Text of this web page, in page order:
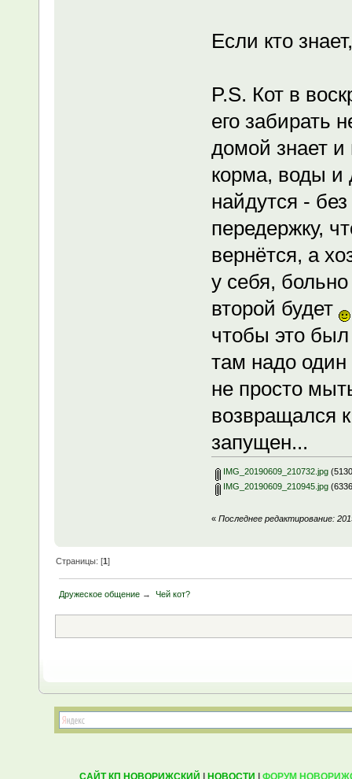
Если кто
P.S. Кот в
его забирать
домой знает
корма, воды и
найдутся -
передержку,
вернётся, а
у себя,
второй будет
чтобы это
там надо один
не просто
возвращался
запущен...
IMG_20190609_210732.jpg
IMG_20190609_210945.jpg
« Последнее редактирование:
Страницы: [1]
Дружеское общение → Чей кот?
САЙТ КП НОВОРИЖСКИЙ НОВОСТИ ФОРУМ